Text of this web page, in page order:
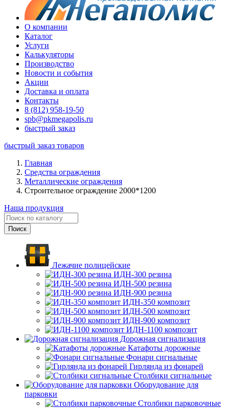
О компании
Каталог
Услуги
Калькуляторы
Производство
Новости и события
Акции
Доставка и оплата
Контакты
8 (812) 958-19-50
spb@pkmegapolis.ru
быстрый заказ
быстрый заказ товаров
Главная
Средства ограждения
Металлические ограждения
Строительное ограждение 2000*1200
Наша продукция
Лежачие полицейские
ИДН-300 резина
ИДН-500 резина
ИДН-900 резина
ИДН-350 композит
ИДН-500 композит
ИДН-900 композит
ИДН-1100 композит
Дорожная сигнализация
Катафоты дорожные
Фонари сигнальные
Гирлянда из фонарей
Столбики сигнальные
Оборудование для
парковки
Столбики парковочные